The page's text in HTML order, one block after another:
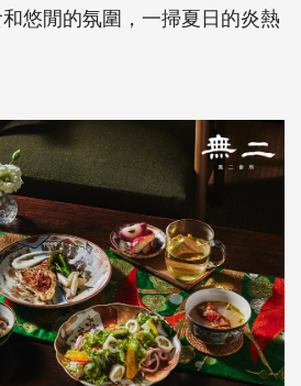
悠閒的氛圍，一掃夏日的炎熱